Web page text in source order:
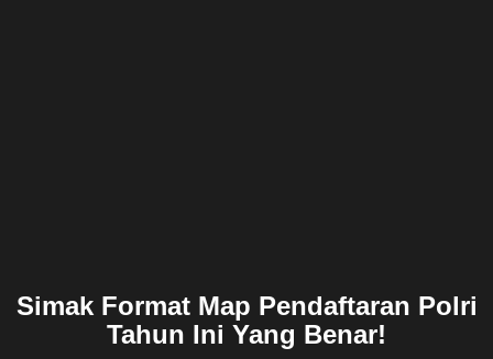
Simak Format Map Pendaftaran Polri
Tahun Ini Yang Benar!